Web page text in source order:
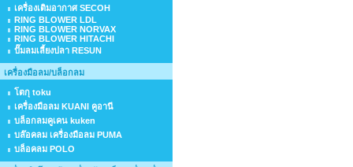
เครื่องเติมอากาศ SECOH
RING BLOWER LDL
RING BLOWER NORVAX
RING BLOWER HITACHI
ปั๊มลมเลี้ยงปลา RESUN
เครื่องมือลม/บล็อกลม
โตกุ toku
เครื่องมือลม KUANI คูอานี
บล็อกลมคูเคน kuken
บล๊อคลม เครื่องมือลม PUMA
บล็อคลม POLO